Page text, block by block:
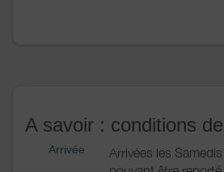
A savoir : conditions
Arrivée
Arrivées les